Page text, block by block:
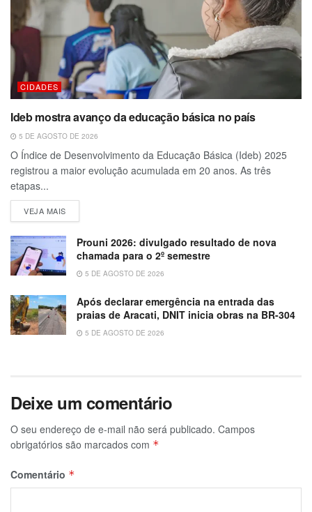
CIDADES
Ideb mostra avanço da educação básica no país
5 DE AGOSTO DE 2026
O Índice de Desenvolvimento da Educação Básica (Ideb) 2025
registrou a maior evolução acumulada em 20 anos. As três
etapas...
VEJA MAIS
Prouni 2026: divulgado resultado de nova
chamada para o 2º semestre
5 DE AGOSTO DE 2026
Após declarar emergência na entrada das
praias de Aracati, DNIT inicia obras na BR-304
5 DE AGOSTO DE 2026
Deixe um comentário
O seu endereço de e-mail não será publicado. Campos
obrigatórios são marcados com *
Comentário *